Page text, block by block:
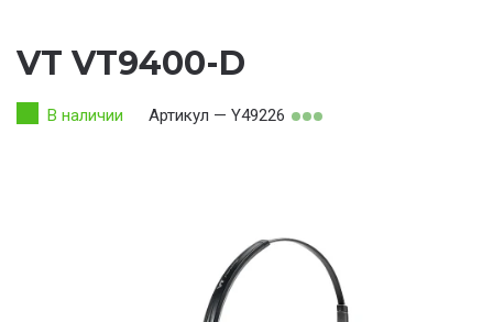
VT VT9400-D
В наличии Артикул — Y49226